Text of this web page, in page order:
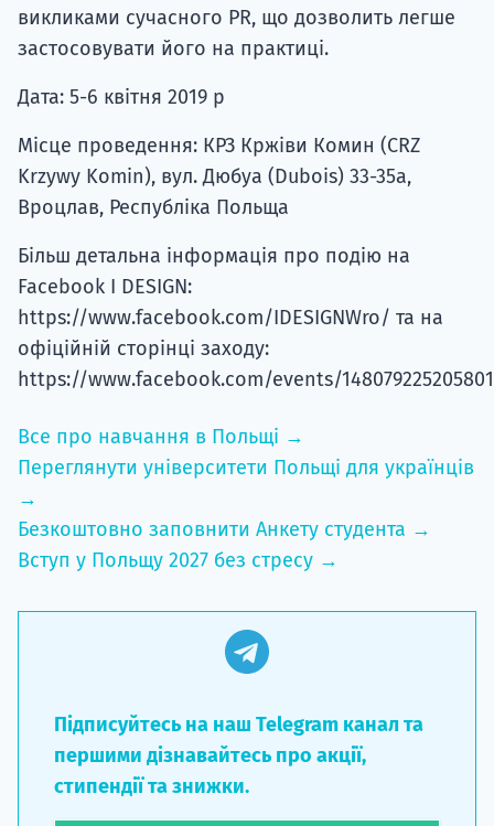
викликами сучасного PR, що дозволить легше
застосовувати його на практиці.
Дата: 5-6 квітня 2019 р
Місце проведення: КРЗ Кржіви Комин (CRZ
Krzywy Komin), вул. Дюбуа (Dubois) 33-35а,
Вроцлав, Республіка Польща
Більш детальна інформація про подію на
Facebook I DESIGN:
https://www.facebook.com/IDESIGNWro/ та на
офіційній сторінці заходу:
https://www.facebook.com/events/
Все про навчання в Польщі →
Переглянути університети Польщі для українців
→
Безкоштовно заповнити Анкету студента →
Вступ у Польщу 2027 без стресу →
Підписуйтесь на наш Telegram канал та
першими дізнавайтесь про акції,
стипендії та знижки.